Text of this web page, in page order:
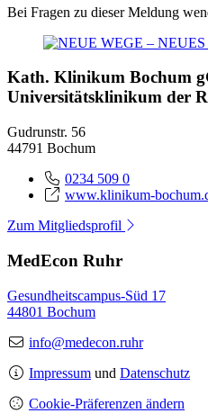
Bei Fragen zu dieser Meldung
Kath. Klinikum Bochum
Universitätsklinikum der
Gudrunstr. 56
44791 Bochum
0234 509 0
www.klinikum-
Zum Mitgliedsprofil
MedEcon Ruhr
Gesundheitscampus-Süd 17
44801 Bochum
info@medecon.ruhr
Impressum und Datenschutz
Cookie-Präferenzen ändern